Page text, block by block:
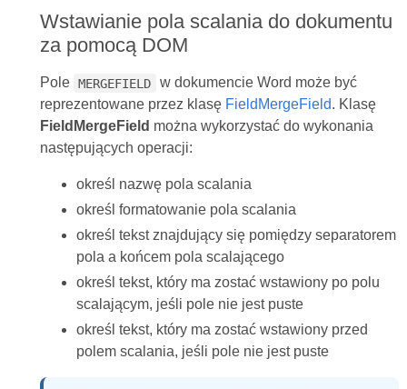
Wstawianie pola scalania do dokumentu
za pomocą DOM
Pole MERGEFIELD
w dokumencie Word może być
reprezentowane przez klasę FieldMergeField. Klasę
FieldMergeField można wykorzystać do wykonania
następujących operacji:
określ nazwę pola scalania
określ formatowanie pola scalania
określ tekst znajdujący się pomiędzy separatorem
pola a końcem pola scalającego
określ tekst, który ma zostać wstawiony po polu
scalającym, jeśli pole nie jest puste
określ tekst, który ma zostać wstawiony przed
polem scalania, jeśli pole nie jest puste